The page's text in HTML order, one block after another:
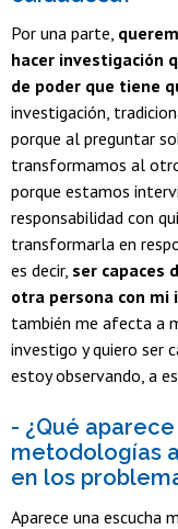
Por una parte,
hacer investigación
de poder que tiene
investigación,
porque al preguntar
transformamos al
porque estamos
responsabilidad con
transformarla en
es decir, ser capaces
otra persona con mi
también me afecta a
investigo y quiero ser
estoy observando, a
- ¿Qué
metodologías
en los
Aparece una escucha